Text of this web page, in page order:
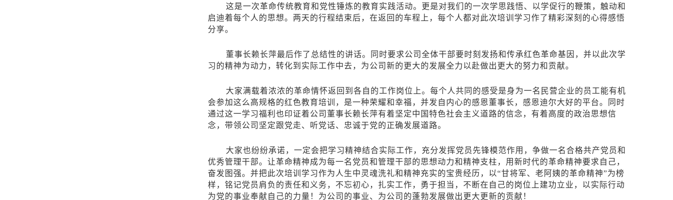
这是一次革命传统教育和党性锤炼的教育实践活动。更是对我们的一次学思践悟、以学促行的鞭策，触动和
启迪着每个人的思想。 两天的行程结束后，在返回的车程上，每个人都对此次培训学习作了精彩深刻的心得感悟
分享。
董事长赖长萍最后作了总结性的讲话。同时要求公司全体干部要时刻发扬和传承红色革命基因，并以此次学
习的精神为动力，转化到实际工作中去，为公司新的更大的发展全力以赴做出更大的努力和贡献。
大家满载着浓浓的革命情怀返回到各自的工作岗位上。每个人共同的感受是身为一名民营企业的员工能有机
会参加这么高规格的红色教育培训，是一种荣耀和幸福，并发自内心的感恩董事长，感恩迪尔大好的平台。同时
通过这一学习福利也印证着公司董事长赖长萍有着坚定中国特色社会主义道路的信念，有着高度的政治思想信
念，带领公司坚定跟党走、听党话、忠诚于党的正确发展道路。
大家也纷纷承诺，一定会把学习精神结合实际工作，充分发挥党员先锋模范作用，争做一名合格共产党员和
优秀管理干部。让革命精神成为每一名党员和管理干部的思想动力和精神支柱，用新时代的革命精神要求自己，
奋发图强。并把此次培训学习作为人生中灵魂洗礼和精神充实的宝贵经历，以“甘将军、老阿姨的革命精神”为榜
样，铭记党员肩负的责任和义务，不忘初心，扎实工作，勇于担当，不断在自己的岗位上建功立业，以实际行动
为党的事业奉献自己的力量！为公司的事业、为公司的蓬勃发展做出更大更新的贡献！